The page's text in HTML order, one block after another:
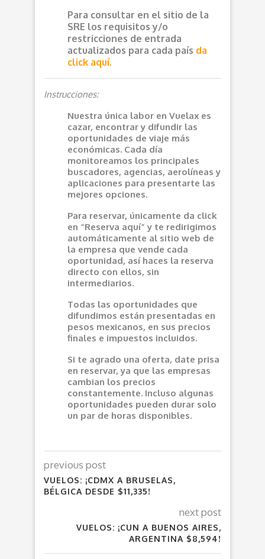
Para consultar en el sitio de la
SRE los requisitos y/o
restricciones de entrada
actualizados para cada país da
click aquí.
Instrucciones:
Nuestra única labor en Vuelax es
cazar, encontrar y difundir las
oportunidades de viaje más
económicas. Cada día
monitoreamos los principales
buscadores, agencias, aerolíneas y
aplicaciones para presentarte las
mejores opciones.
Para reservar, únicamente da click
en “Reserva aquí” y te redirigimos
automáticamente al sitio web de
la empresa que vende cada
oportunidad, así haces la reserva
directo con ellos, sin
intermediarios.
Todas las oportunidades que
difundimos están presentadas en
pesos mexicanos, en sus precios
finales e impuestos incluidos.
Si te agrado una oferta, date prisa
en reservar, ya que las empresas
cambian los precios
constantemente. Incluso algunas
oportunidades pueden durar solo
un par de horas disponibles.
previous post
VUELOS: ¡CDMX A BRUSELAS,
BÉLGICA DESDE $11,335!
next post
VUELOS: ¡CUN A BUENOS AIRES,
ARGENTINA $8,594!